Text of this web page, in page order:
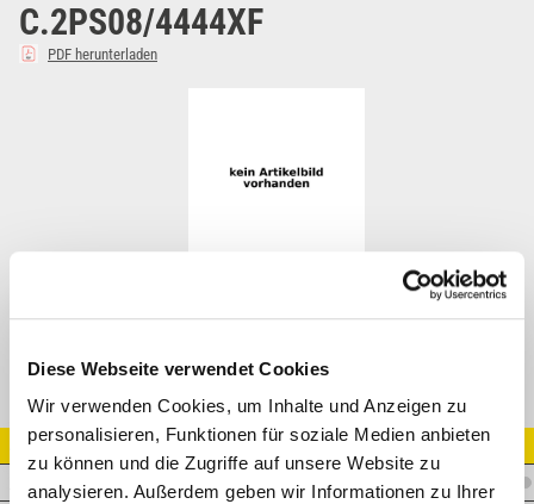
Diese Webseite verwendet Cookies
Wir verwenden Cookies, um Inhalte und Anzeigen zu
personalisieren, Funktionen für soziale Medien anbieten
zu können und die Zugriffe auf unsere Website zu
analysieren. Außerdem geben wir Informationen zu Ihrer
C.2PS08/4444XF
PDF herunterladen
Artikel Nr.
C.2PS08/4444XF